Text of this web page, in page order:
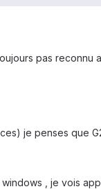
pas
je penses que
, je vois